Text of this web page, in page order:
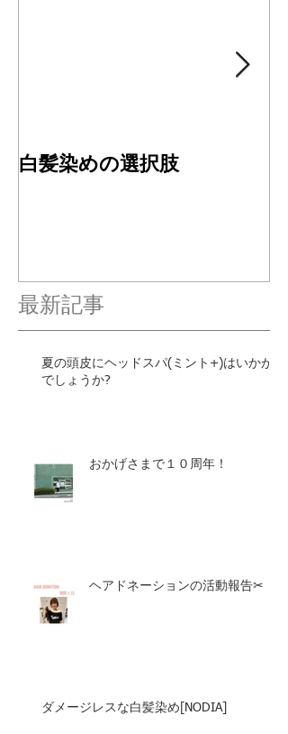
白髪染めの選択肢
最新記事
夏の頭皮にヘッドスパ(ミント+)はいかが
でしょうか?
おかげさまで１０周年！
ヘアドネーションの活動報告✂︎
ダメージレスな白髪染め[NODIA]